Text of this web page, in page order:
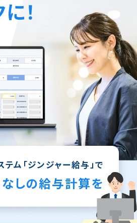
！
テム「ジンジャー給与」で
なしの給与計算を